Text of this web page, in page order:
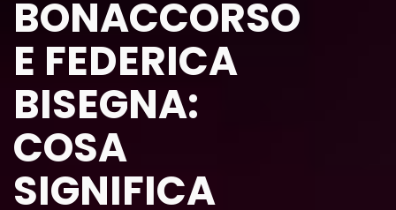
BONACCORSO
E FEDERICA
BISEGNA:
COSA
SIGNIFICA